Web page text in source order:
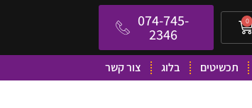
0
074-745-
2346
תכשיטים בלוג צור קשר